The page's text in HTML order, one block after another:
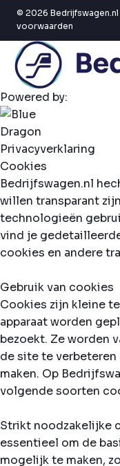
© 2026 Bedrijfswagen.nl
voorwaarden
Powered by:
Privacyverklaring
Cookies
Bedrijfswagen.nl
willen transparant
technologieën
vind je
cookies en andere
Gebruik van cookies
Cookies zijn kleine
apparaat worden
bezoekt. Ze worden
de site te
maken. Op
volgende soorten
Strikt noodzakelijke
essentieel om de
mogelijk te maken,